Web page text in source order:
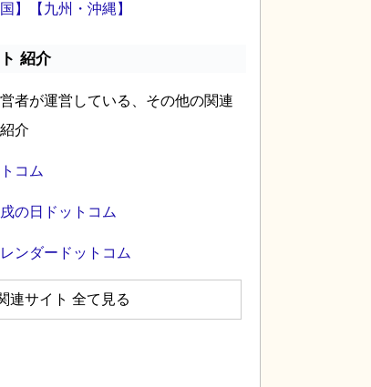
】
【九州・沖縄】
紹介
者が運営している、その他の関連
介
コム
の日ドットコム
ンダードットコム
連サイト 全て見る